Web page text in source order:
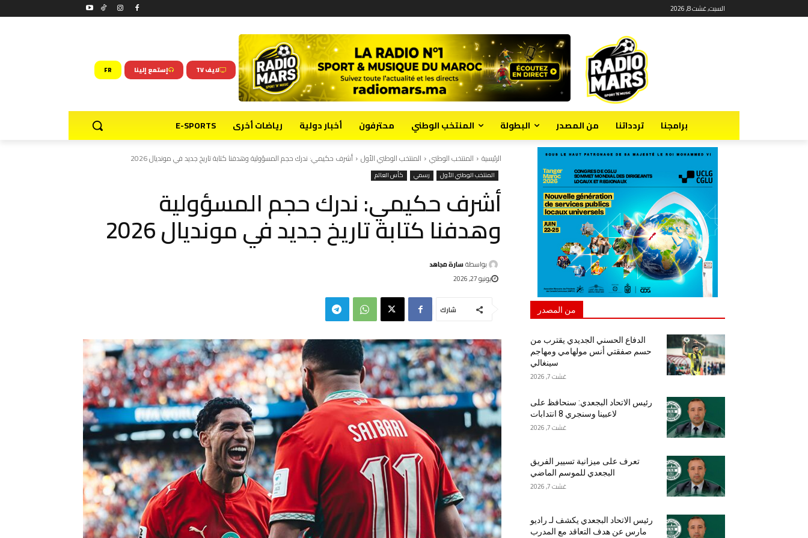
السبت, غشت 8, 2026
لايف TV إستمع إلينا FR
برامجنا تردداتنا من المصدر البطولة المنتخب الوطني محترفون أخبار دولية رياضات أخرى E-SPORTS
الرئيسية المنتخب الوطني المنتخب الوطني الأول أشرف حكيمي: ندرك حجم المسؤولية وهدفنا كتابة تاريخ جديد في مونديال 2026
المنتخب الوطني الأول رسمي كأس العالم
أشرف حكيمي: ندرك حجم المسؤولية
وهدفنا كتابة تاريخ جديد في مونديال 2026
بواسطةسارة مجاهد
يونيو 27, 2026
شارك من المصدر
الدفاع الحسني الجديدي يقترب من
حسم صفقتي أنس مولهامي ومهاجم
سينغالي
غشت 7, 2026
رئيس الاتحاد البجعدي: سنحافظ على
لاعبينا وسنجري 8 انتدابات
غشت 7, 2026
تعرف على ميزانية تسيير الفريق
البجعدي للموسم الماضي
غشت 7, 2026
رئيس الاتحاد البجعدي يكشف لـ راديو
مارس عن هدف التعاقد مع المدرب